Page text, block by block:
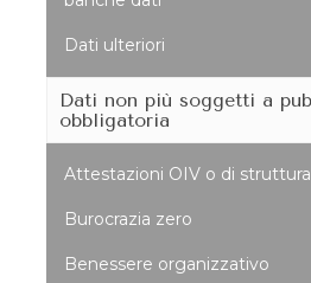
Dati ulteriori
Dati non più soggetti a
obbligatoria
Attestazioni OIV o di
Burocrazia zero
Benessere organizzativo